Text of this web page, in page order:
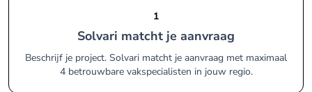
1
Solvari matcht je aanvraag
Beschrijf je project. Solvari matcht je aanvraag met maximaal
4 betrouwbare vakspecialisten in jouw regio.